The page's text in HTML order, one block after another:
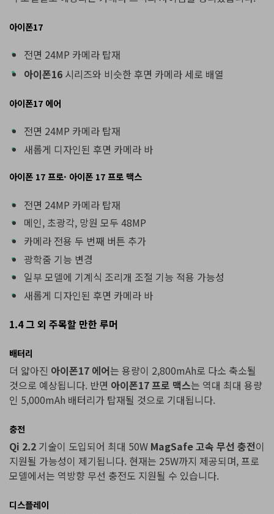
아이폰17
전면 24MP 카메라 탑재
아이폰16 시리즈와 비슷한 후면 카메라 세로 배열
아이폰17 에어
전면 24MP 카메라 탑재
새롭게 디자인된 후면 카메라 바
아이폰 17 프로· 아이폰 17 프로 맥스
전면 24MP 카메라 탑재
메인, 초광각, 망원 모두 48MP
카메라 전용 두 번째 버튼 추가
광학줌 기능 변경
일부 모델에 기계식 조리개 조절 기능 적용 가능성
새롭게 디자인된 후면 카메라 바
1.4 그 외 주목할 만한 루머
배터리
더 얇아진 아이폰17 에어는 용량이 2,800mAh로 다소 축소될
것으로 예상됩니다. 반면 아이폰17 프로 맥스는 역대 최대 용량
인 5,000mAh 배터리가 탑재될 것으로 기대됩니다.
충전
Qi 2.2 기술이 도입되어 최대 50W MagSafe 고속 무선 충전이
지원될 가능성이 제기됩니다. 현재는 25W까지 제공되며, 프로
모델에서는 역방향 무선 충전도 지원될 수 있습니다.
디스플레이